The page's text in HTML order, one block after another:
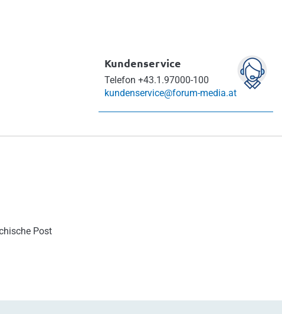
Kundenservice
Telefon +43.1.97000-100
kundenservice@forum-media.at
Post